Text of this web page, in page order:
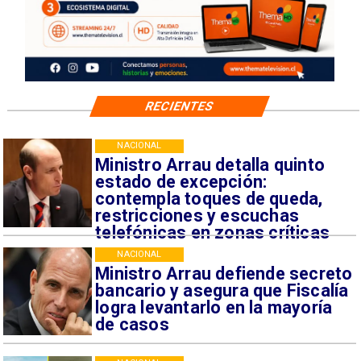
Ministro Arrau detalla quinto
estado de excepción:
contempla toques de queda,
restricciones y escuchas
telefónicas en zonas críticas
NACIONAL
Ministro Arrau defiende secreto
bancario y asegura que Fiscalía
logra levantarlo en la mayoría
de casos
NACIONAL
RECIENTES